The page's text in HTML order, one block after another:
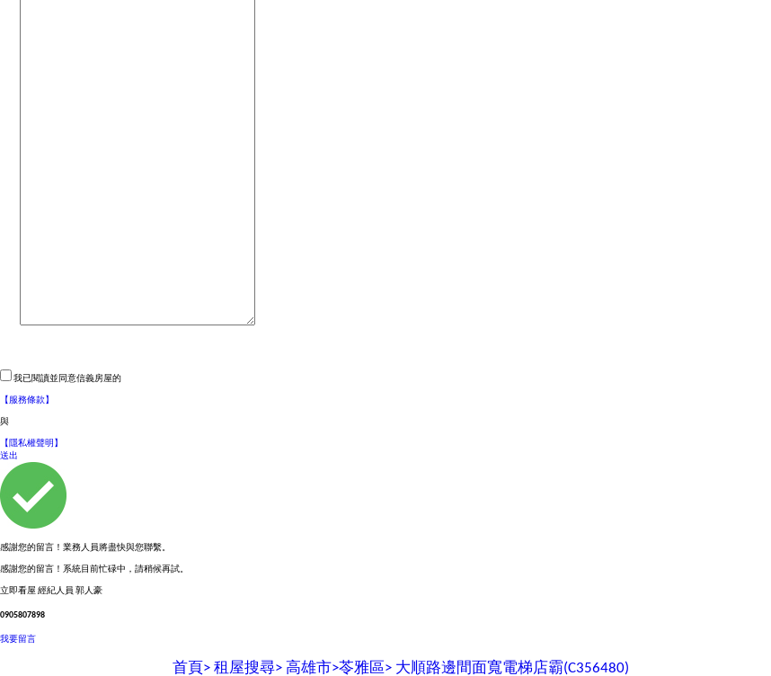
我已閱讀並同意信義房屋的
【服務條款】
與
【隱私權聲明】
送出
感謝您的留言！業務人員將盡快與您聯繫。
感謝您的留言！系統目前忙碌中，請稍候再試。
立即看屋經紀人員郭人豪
0905807898
我要留言
首頁> 租屋搜尋> 高雄市>苓雅區> 大順路邊間面寬電梯店霸(C356480)